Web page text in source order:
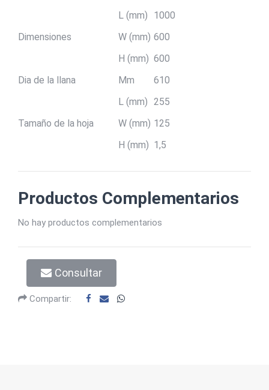
Dimensiones
L (mm)
1000
W (mm) 600
H (mm) 600
Dia de la llana
Mm 610
Tamaño de la hoja
L (mm) 255
W (mm) 125
H (mm) 1,5
Productos Complementarios
No hay productos complementarios
Consultar
Compartir: